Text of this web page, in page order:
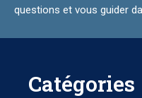
questions et vous guider
Catégories